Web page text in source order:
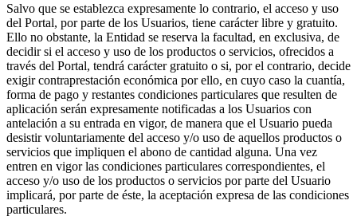
Salvo que se establezca expresamente lo contrario, el acceso y uso
del Portal, por parte de los Usuarios, tiene carácter libre y gratuito.
Ello no obstante, la Entidad se reserva la facultad, en exclusiva, de
decidir si el acceso y uso de los productos o servicios, ofrecidos a
través del Portal, tendrá carácter gratuito o si, por el contrario, decide
exigir contraprestación económica por ello, en cuyo caso la cuantía,
forma de pago y restantes condiciones particulares que resulten de
aplicación serán expresamente notificadas a los Usuarios con
antelación a su entrada en vigor, de manera que el Usuario pueda
desistir voluntariamente del acceso y/o uso de aquellos productos o
servicios que impliquen el abono de cantidad alguna. Una vez
entren en vigor las condiciones particulares correspondientes, el
acceso y/o uso de los productos o servicios por parte del Usuario
implicará, por parte de éste, la aceptación expresa de las condiciones
particulares.